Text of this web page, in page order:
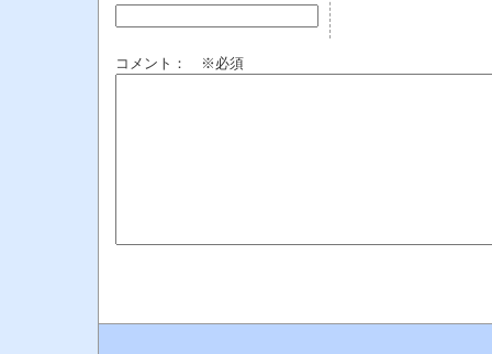
コメント： ※必須